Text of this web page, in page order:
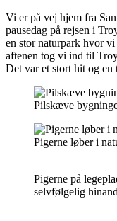
Vi er på vej hjem fra
pausedag på rejsen i
en stor naturpark hvor
aftenen tog vi ind til
Det var et stort hit og en
Pilskæve
Pigerne løber i
Pigerne på
selvfølgelig